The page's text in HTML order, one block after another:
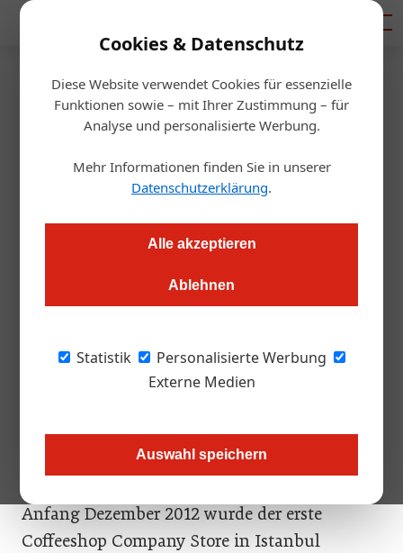
Cookies & Datenschutz
Diese Website verwendet Cookies für essenzielle
Funktionen sowie – mit Ihrer Zustimmung – für
Analyse und personalisierte Werbung.
Mehr Informationen finden Sie in unserer
Datenschutzerklärung.
Alle akzeptieren
Ablehnen
Statistik
Personalisierte Werbung
Externe Medien
Auswahl speichern
Startseite/Getränke
Kaffee aus Österreich für
Istanbul
Coffeeshop Company eröffnet ihren ersten Shop in Istanbul
unter der Patronanz des türkischen Innenministers ?dris Naim
Ende des 17. Jahrhunderts kam der erste Kaffee
nach Österreich. Rund 300 Jahre später kehrt
er nun mit der österreichischen Coffeeshop
Anfang Dezember 2012 wurde der erste
Coffeeshop Company Store in Istanbul